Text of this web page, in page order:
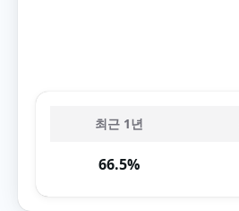
최근 1년
66.5%